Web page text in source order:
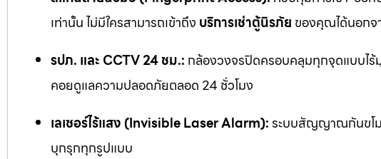
เท่านั้น ไม่มีใครสามารถเข้าถึง บริการเช่าตู้นิรภัย ของคุณได้นอก
รปภ. และ CCTV 24 ชม.: กล้องวงจรปิดครอบคลุมทุกจุดแบบไร้
คอยดูแลความปลอดภัยตลอด 24 ชั่วโมง
เลเซอร์ไร้แสง (Invisible Laser Alarm):ระบบสัญญาณกันขโม
บุกรุกทุกรูปแบบ